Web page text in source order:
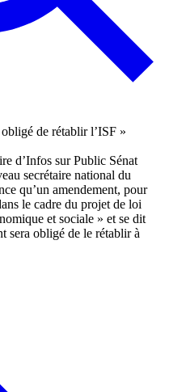
d’Infos sur Public Sénat
secrétaire national du
qu’un amendement, pour
le cadre du projet de loi
et sociale » et se dit
sera obligé de le rétablir à